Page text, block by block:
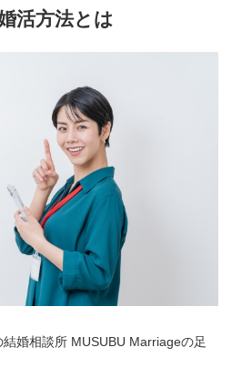
活方法とは
婚相談所 MUSUBU Marriageの足